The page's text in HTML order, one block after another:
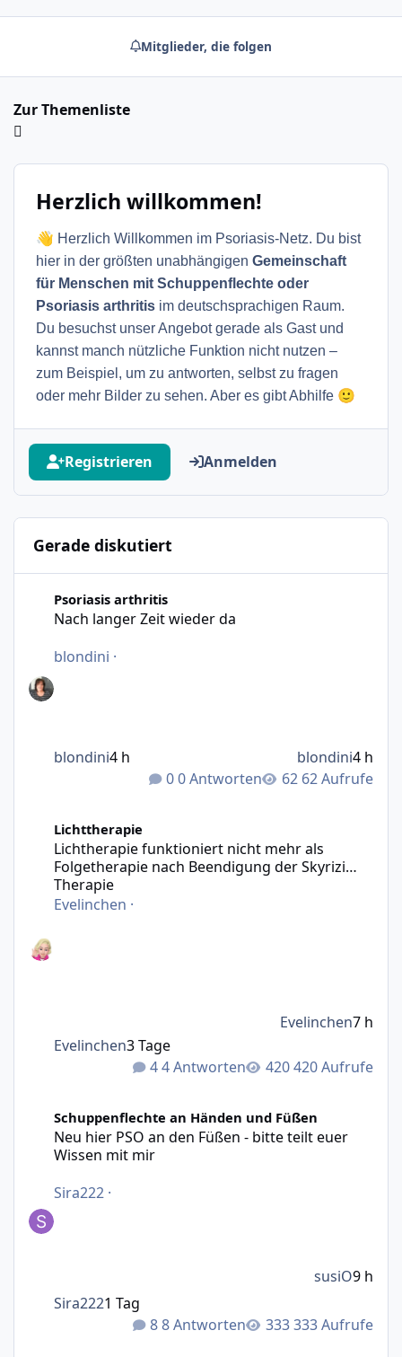
Mitglieder, die folgen
Zur Themenliste
Herzlich willkommen!
👋 Herzlich Willkommen im Psoriasis-Netz. Du bist
hier in der größten unabhängigen Gemeinschaft
für Menschen mit Schuppenflechte oder
Psoriasis arthritis im deutschsprachigen Raum.
Du besuchst unser Angebot gerade als Gast und
kannst manch nützliche Funktion nicht nutzen –
zum Beispiel, um zu antworten, selbst zu fragen
oder mehr Bilder zu sehen. Aber es gibt Abhilfe 🙂
Registrieren Anmelden
Gerade diskutiert
Psoriasis arthritis
Nach langer Zeit wieder da
blondini ·
0 Antworten 62 Aufrufe
blondini4 h blondini4 h
Lichttherapie
Lichtherapie funktioniert nicht mehr als
Folgetherapie nach Beendigung der Skyrizi
Therapie
Evelinchen ·
4 Antworten 420 Aufrufe
Evelinchen3 Tage
Evelinchen7 h
Schuppenflechte an Händen und Füßen
Neu hier PSO an den Füßen - bitte teilt euer
Wissen mit mir
Sira222 ·
8 Antworten 333 Aufrufe
Sira2221 Tag
susiO9 h